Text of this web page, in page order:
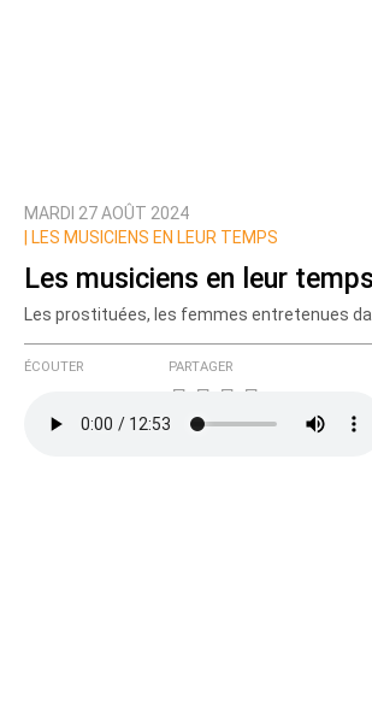
MARDI 27 AOÛT 2024
LES MUSICIENS EN LEUR TEMPS
Les musiciens en leur
Les prostituées, les femmes entretenues
ÉCOUTER PARTAGER